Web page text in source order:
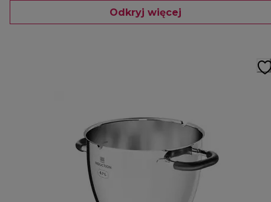
Odkryj więcej